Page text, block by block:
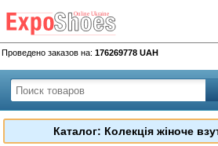
Проведено заказов на: 176269778 UAH
Каталог: Колекція жіноче